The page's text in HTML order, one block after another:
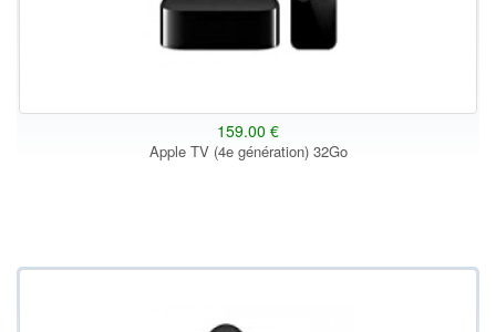
159.00 €
Apple TV (4e génération) 32Go